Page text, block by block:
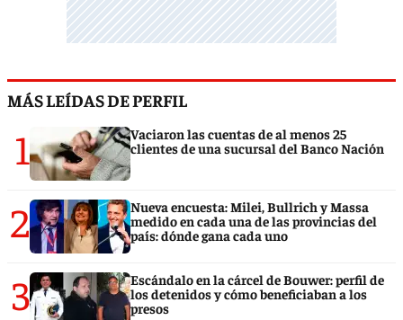
MÁS LEÍDAS DE PERFIL
1
Vaciaron las cuentas de al menos 25
clientes de una sucursal del Banco Nación
2
Nueva encuesta: Milei, Bullrich y Massa
medido en cada una de las provincias del
país: dónde gana cada uno
3
Escándalo en la cárcel de Bouwer: perfil de
los detenidos y cómo beneficiaban a los
presos